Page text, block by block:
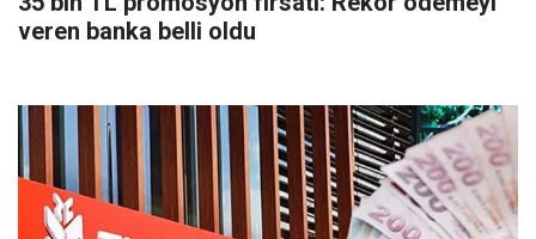
veren banka belli oldu